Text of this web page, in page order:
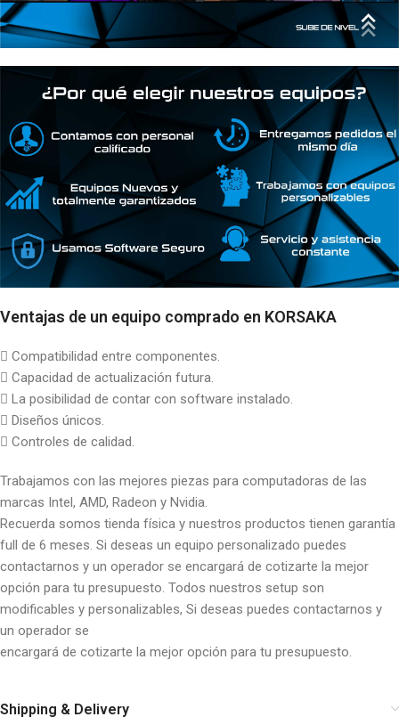
Ventajas de un equipo comprado en KORSAKA
 Compatibilidad entre componentes.
 Capacidad de actualización futura.
 La posibilidad de contar con software instalado.
 Diseños únicos.
 Controles de calidad.
Trabajamos con las mejores piezas para computadoras de las
marcas Intel, AMD, Radeon y Nvidia.
Recuerda somos tienda física y nuestros productos tienen garantía
full de 6 meses. Si deseas un equipo personalizado puedes
contactarnos y un operador se encargará de cotizarte la mejor
opción para tu presupuesto. Todos nuestros setup son
modificables y personalizables, Si deseas puedes contactarnos y
un operador se
encargará de cotizarte la mejor opción para tu presupuesto.
Shipping & Delivery